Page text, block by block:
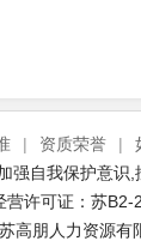
| 资质荣誉 |
强自我保护意
许可证：苏
高朋人力资源